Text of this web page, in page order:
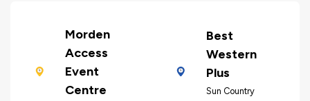
Morden
Access
Event
Centre
Best
Western
Plus
Sun Country